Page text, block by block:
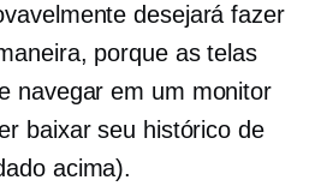
desejará fazer
porque as telas
navegar em um monitor
baixar seu histórico de
acima).